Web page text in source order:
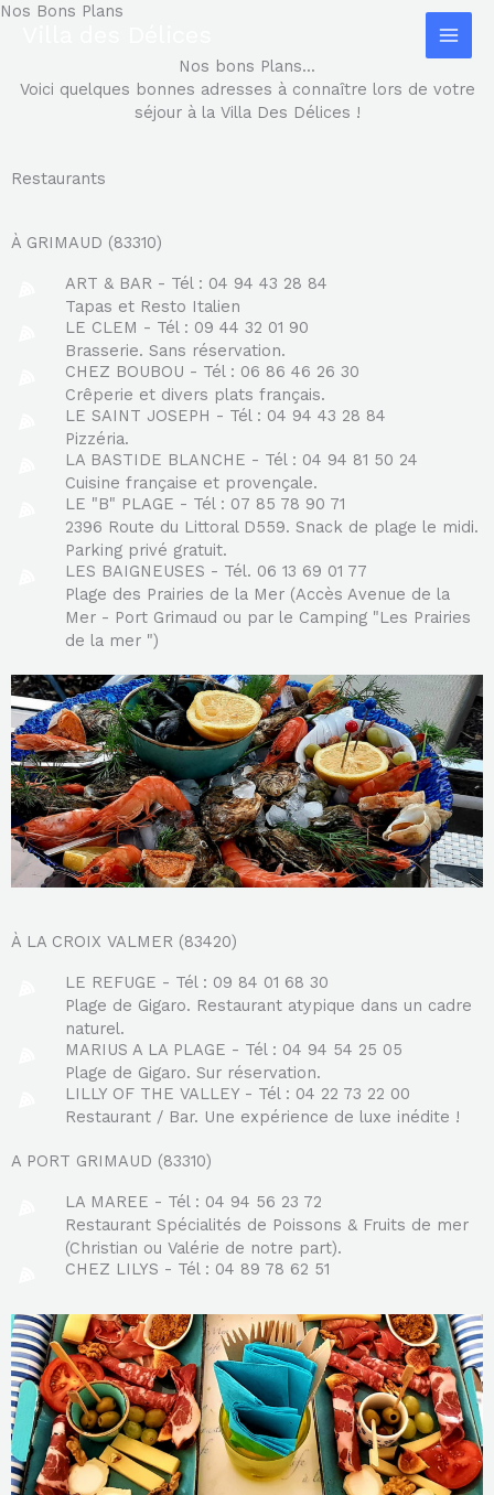
Aller
Nos Bons Plans
Nos bons Plans...
Voici quelques bonnes adresses à connaître lors de votre
séjour à la Villa Des Délices !
Restaurants
À GRIMAUD (83310)
ART & BAR - Tél : 04 94 43 28 84
Tapas et Resto Italien
LE CLEM - Tél : 09 44 32 01 90
Brasserie. Sans réservation.
CHEZ BOUBOU - Tél : 06 86 46 26 30
Crêperie et divers plats français.
LE SAINT JOSEPH - Tél : 04 94 43 28 84
Pizzéria.
LA BASTIDE BLANCHE - Tél : 04 94 81 50 24
Cuisine française et provençale.
LE "B" PLAGE - Tél : 07 85 78 90 71
2396 Route du Littoral D559. Snack de plage le midi.
Parking privé gratuit.
LES BAIGNEUSES - Tél. 06 13 69 01 77
Plage des Prairies de la Mer (Accès Avenue de la
Mer - Port Grimaud ou par le Camping "Les Prairies
de la mer ")
À LA CROIX VALMER (83420)
LE REFUGE - Tél : 09 84 01 68 30
Plage de Gigaro. Restaurant atypique dans un cadre
naturel.
MARIUS A LA PLAGE - Tél : 04 94 54 25 05
Plage de Gigaro. Sur réservation.
LILLY OF THE VALLEY - Tél : 04 22 73 22 00
Restaurant / Bar. Une expérience de luxe inédite !
A PORT GRIMAUD (83310)
LA MAREE - Tél : 04 94 56 23 72
Restaurant Spécialités de Poissons & Fruits de mer
(Christian ou Valérie de notre part).
CHEZ LILYS - Tél : 04 89 78 62 51